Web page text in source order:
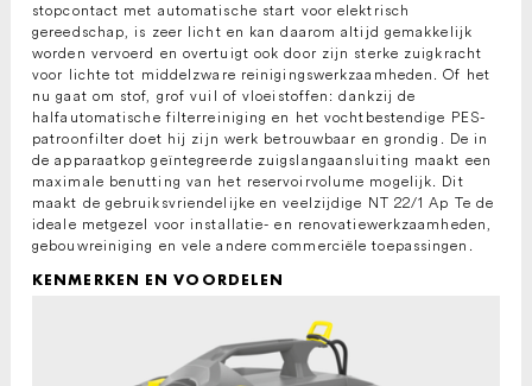
stopcontact met automatische start voor elektrisch
gereedschap, is zeer licht en kan daarom altijd gemakkelijk
worden vervoerd en overtuigt ook door zijn sterke zuigkracht
voor lichte tot middelzware reinigingswerkzaamheden. Of het
nu gaat om stof, grof vuil of vloeistoffen: dankzij de
halfautomatische filterreiniging en het vochtbestendige PES-
patroonfilter doet hij zijn werk betrouwbaar en grondig. De in
de apparaatkop geïntegreerde zuigslangaansluiting maakt een
maximale benutting van het reservoirvolume mogelijk. Dit
maakt de gebruiksvriendelijke en veelzijdige NT 22/1 Ap Te de
ideale metgezel voor installatie- en renovatiewerkzaamheden,
gebouwreiniging en vele andere commerciële toepassingen.
KENMERKEN EN VOORDELEN